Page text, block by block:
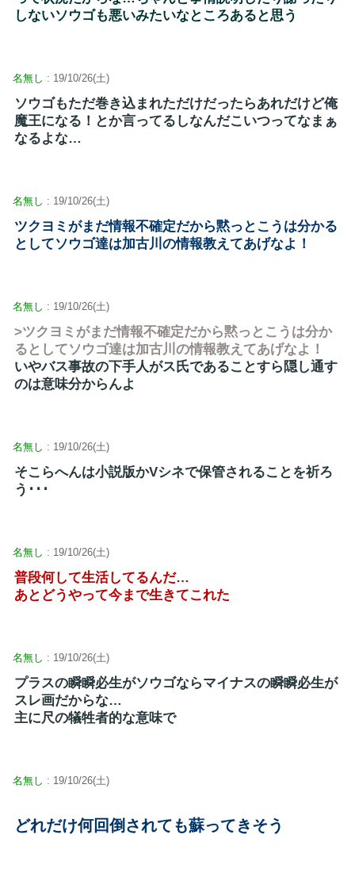
しないソウゴも悪いみたいなところあると思う
名無し : 19/10/26(土)
ソウゴもただ巻き込まれただけだったらあれだけど俺
魔王になる！とか言ってるしなんだこいつってなまぁ
なるよな…
名無し : 19/10/26(土)
ツクヨミがまだ情報不確定だから黙っとこうは分かる
としてソウゴ達は加古川の情報教えてあげなよ！
名無し : 19/10/26(土)
>ツクヨミがまだ情報不確定だから黙っとこうは分か
るとしてソウゴ達は加古川の情報教えてあげなよ！
いやバス事故の下手人がス氏であることすら隠し通す
のは意味分からんよ
名無し : 19/10/26(土)
そこらへんは小説版かVシネで保管されることを祈ろ
う･･･
名無し : 19/10/26(土)
普段何して生活してるんだ…
あとどうやって今まで生きてこれた
名無し : 19/10/26(土)
プラスの瞬瞬必生がソウゴならマイナスの瞬瞬必生が
スレ画だからな…
主に尺の犠牲者的な意味で
名無し : 19/10/26(土)
どれだけ何回倒されても蘇ってきそう